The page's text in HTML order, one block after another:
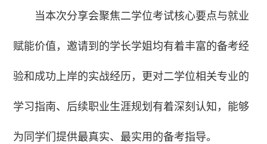
当本次分享会聚焦二学位考试核心要点与就业
赋能价值，邀请到的学长学姐均有着丰富的备考经
验和成功上岸的实战经历，更对二学位相关专业的
学习指南、后续职业生涯规划有着深刻认知，能够
为同学们提供最真实、最实用的备考指导。